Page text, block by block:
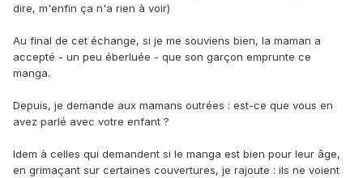
dire, m'enfin ça n'a rien à voir)
Au final de cet échange, si je me souviens bien, la maman a
accepté - un peu éberluée - que son garçon emprunte ce
manga.
Depuis, je demande aux mamans outrées : est-ce que vous en
avez parlé avec votre enfant ?
Idem à celles qui demandent si le manga est bien pour leur âge,
en grimaçant sur certaines couvertures, je rajoute : ils ne voient